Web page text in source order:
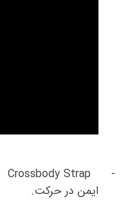
-
Crossbody Strap
ایمن در حرکت.